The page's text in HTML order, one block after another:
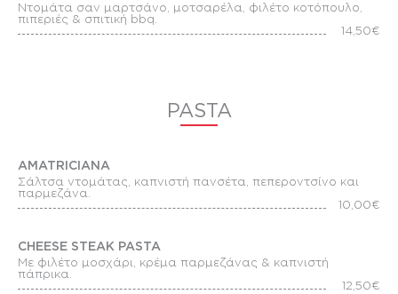
Ντομάτα σαν μαρτσάνο, μοτσαρέλα, φιλέτο κοτόπουλο,
πιπεριές & σπιτική bbq.
14,50€
PASTA
AMATRICIANA
Σάλτσα ντομάτας, καπνιστή πανσέτα, πεπερoντσίνο και
παρμεζάνα.
10,00€
CHEESE STEAK PASTA
Με φιλέτο μοσχάρι, κρέμα παρμεζάνας & καπνιστή
πάπρικα.
12,50€